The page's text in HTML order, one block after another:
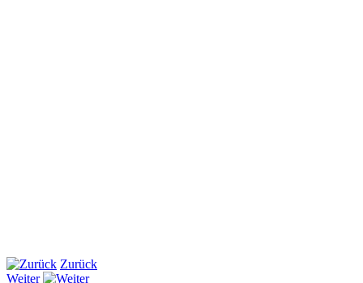
Zurück
Weiter